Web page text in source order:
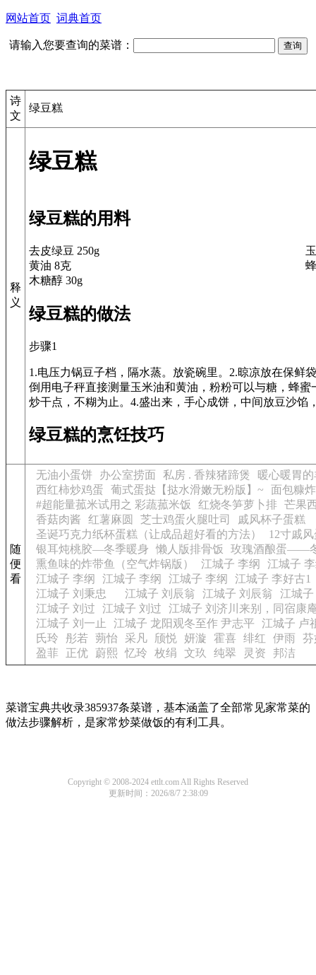
网站首页 词典首页
请输入您要查询的菜谱：
诗
文
绿豆糕
释
义
绿豆糕
绿豆糕的用料
去皮绿豆 250g
黄油 8克
木糖醇 30g
绿豆糕的做法
步骤1
1.电压力锅豆子档，隔水蒸。放瓷碗里。2.晾凉放在保鲜
倒用电子秤直接测量玉米油和黄油，粉粉可以与糖，蜂
炒干点，不糊为止。4.盛出来，手心成饼，中间放豆沙馅
绿豆糕的烹饪技巧
随
便
看
无油小蛋饼 办公室捞面 私房 . 香辣猪蹄煲
暖心暖胃
西红柿炒鸡蛋
葡式蛋挞【挞水滑嫩无粉版】~
面包糠
#超能量菰米试用之 彩蔬菰米饭
红烧冬笋萝卜排 芒果
香菇肉酱
红薯麻圆 芝士鸡蛋火腿吐司
戚风杯子蛋糕
圣诞巧克力纸杯蛋糕（让成品超好看的方法）
12寸戚
银耳炖桃胶—冬季暖身
懒人版排骨饭
玫瑰酒酿蛋——
熏鱼味的炸带鱼（空气炸锅版）
江城子 李纲
江城子
江城子 李纲
江城子 李纲 江城子 李纲
江城子 李好古1
江城子 刘秉忠
江城子 刘辰翁 江城子 刘辰翁
江城
江城子 刘过
江城子 刘过
江城子 刘济川来别，同宿康
江城子 刘一止
江城子 龙阳观冬至作 尹志平
江城子 卢
氏玲
彤若 蒴怡 采凡 颀悦 妍漩 霍喜 绯红 伊雨
盈菲
正优 蔚熙 忆玲 枚绢 文玖 纯翠 灵资 邦洁
菜谱宝典共收录385937条菜谱，基本涵盖了全部常见家常菜的
做法步骤解析，是家常炒菜做饭的有利工具。
Copyright © 2008-2024 ettlt.com All Rights Reserved
更新时间：2026/8/7 2:38:09